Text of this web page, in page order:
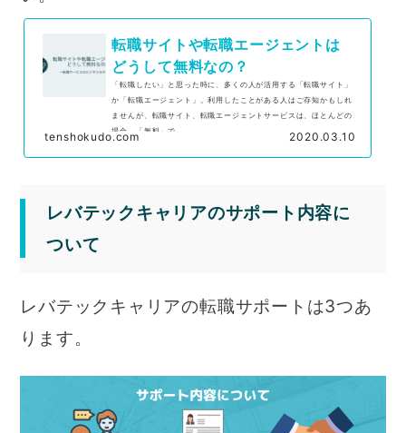
転職サイトや転職エージェントは
どうして無料なの？
「転職したい」と思った時に、多くの人が活用する「転職サイト」
か「転職エージェント」。利用したことがある人はご存知かもしれ
ませんが、転職サイト、転職エージェントサービスは、ほとんどの
場合、「無料」で...
tenshokudo.com 2020.03.10
レバテックキャリアのサポート内容に
ついて
レバテックキャリアの転職サポートは3つあ
ります。